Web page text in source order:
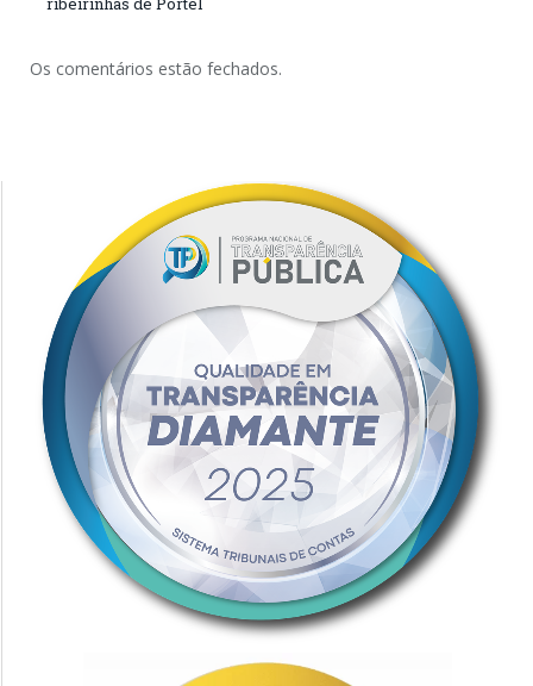
Os comentários estão fechados.